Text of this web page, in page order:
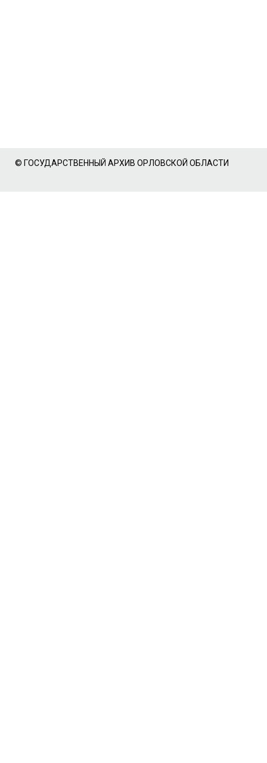
© ГОСУДАРСТВЕННЫЙ АРХИВ ОРЛОВСКОЙ ОБЛАСТИ